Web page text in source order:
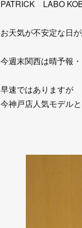
PATRICK LABO
お天気が不安定な日
今週末関西は晴予報
早速ではありますが
今神戸店人気モデル